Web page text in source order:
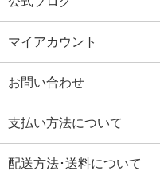
マイアカウント
お問い合わせ
支払い方法について
配送方法･送料について